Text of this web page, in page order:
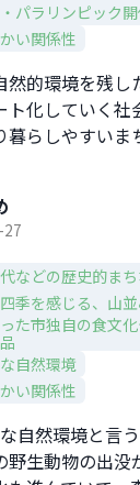
パラリンピック
い関係性
然的環境を残し
ト化していく社
らしやすいま
などの歴史的ま
季を感じる、山
た市独自の食文
自然環境
い関係性
自然環境と言
野生動物の出没